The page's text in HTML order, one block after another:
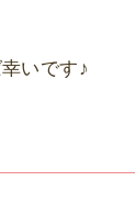
いです♪